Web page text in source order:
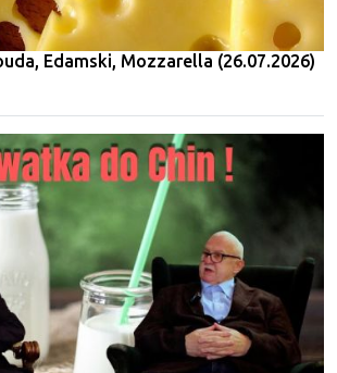
Edamski, Mozzarella (26.07.2026)